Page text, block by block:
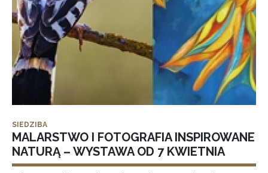
SIEDZIBA
MALARSTWO I FOTOGRAFIA INSPIROWANE
NATURĄ – WYSTAWA OD 7 KWIETNIA